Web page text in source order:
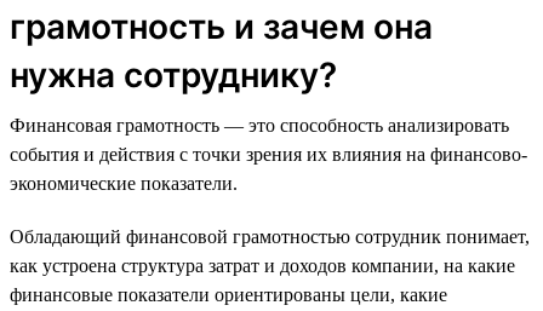
грамотность и зачем она
нужна сотруднику?
Финансовая грамотность — это способность анализировать
события и действия с точки зрения их влияния на финансово-
экономические показатели.
Обладающий финансовой грамотностью сотрудник понимает,
как устроена структура затрат и доходов компании, на какие
финансовые показатели ориентированы цели, какие